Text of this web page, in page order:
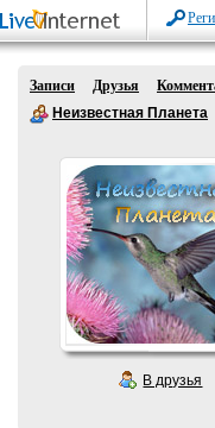
Записи Друзья
Неизвестная Планета
В друзья